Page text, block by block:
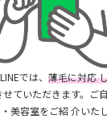
では、 薄毛に対応
せていただきます。ご
美容室をご紹 介いた